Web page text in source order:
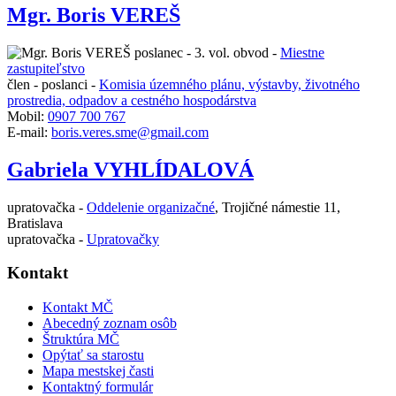
Mgr. Boris VEREŠ
poslanec - 3. vol. obvod - Miestne
zastupiteľstvo
člen - poslanci - Komisia územného plánu, výstavby, životného
prostredia, odpadov a cestného hospodárstva
Mobil: 0907 700 767
E-mail: boris.veres.sme@gmail.com
Gabriela VYHLÍDALOVÁ
upratovačka - Oddelenie organizačné, Trojičné námestie 11,
Bratislava
upratovačka - Upratovačky
Kontakt
Kontakt MČ
Abecedný zoznam osôb
Štruktúra MČ
Opýtať sa starostu
Mapa mestskej časti
Kontaktný formulár